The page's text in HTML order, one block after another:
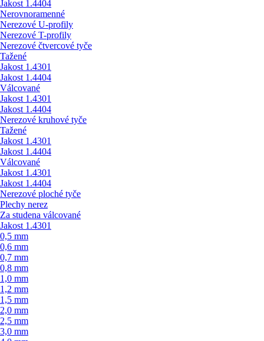
Jakost 1.4404
Nerovnoramenné
Nerezové U-profily
Nerezové T-profily
Nerezové čtvercové tyče
Tažené
Jakost 1.4301
Jakost 1.4404
Válcované
Jakost 1.4301
Jakost 1.4404
Nerezové kruhové tyče
Tažené
Jakost 1.4301
Jakost 1.4404
Válcované
Jakost 1.4301
Jakost 1.4404
Nerezové ploché tyče
Plechy nerez
Za studena válcované
Jakost 1.4301
0,5 mm
0,6 mm
0,7 mm
0,8 mm
1,0 mm
1,2 mm
1,5 mm
2,0 mm
2,5 mm
3,0 mm